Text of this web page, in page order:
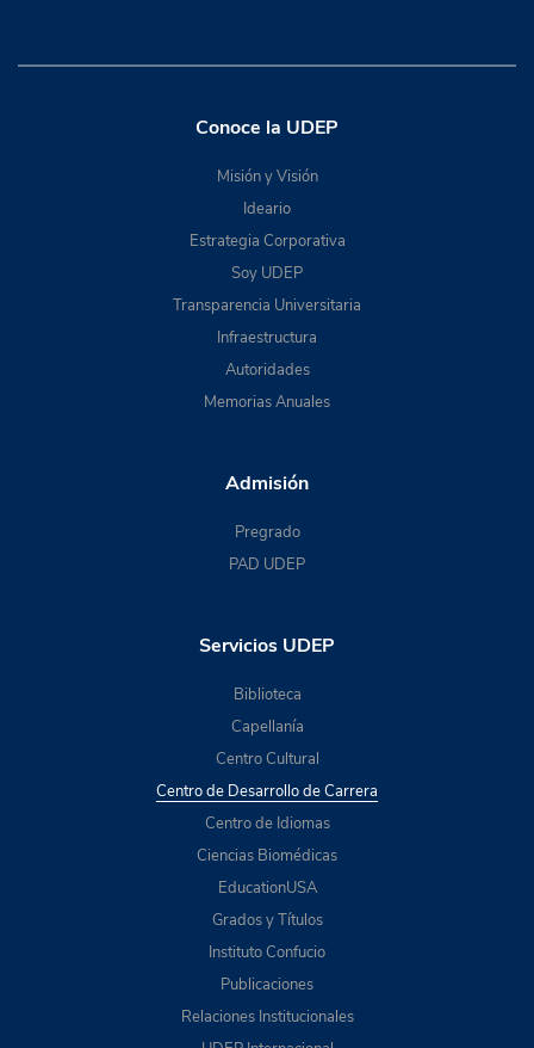
Conoce la UDEP
Misión y Visión
Ideario
Estrategia Corporativa
Soy UDEP
Transparencia Universitaria
Infraestructura
Autoridades
Memorias Anuales
Admisión
Pregrado
PAD UDEP
Servicios UDEP
Biblioteca
Capellanía
Centro Cultural
Centro de Desarrollo de Carrera
Centro de Idiomas
Ciencias Biomédicas
EducationUSA
Grados y Títulos
Instituto Confucio
Publicaciones
Relaciones Institucionales